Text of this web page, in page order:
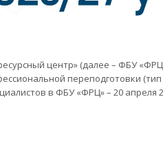
центр» (далее – ФБУ
переподготовки
в ФБУ «ФРЦ» – 20 апреля